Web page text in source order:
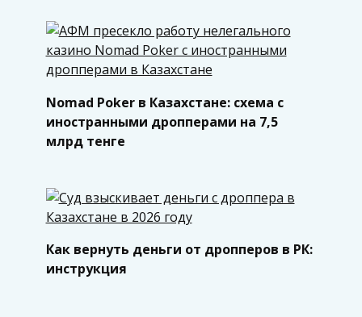
Nomad Poker в Казахстане: схема с
иностранными дропперами на 7,5
млрд тенге
Как вернуть деньги от дропперов в РК:
инструкция